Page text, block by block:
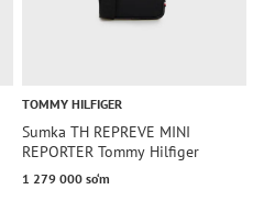
TOMMY HILFIGER
Sumka TH REPREVE MINI
REPORTER Tommy Hilfiger
1 279 000 so‘m